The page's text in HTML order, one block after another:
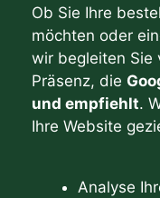
Ob Sie Ihre
möchten oder
wir begleiten Sie
Präsenz, die
und empfiehlt.
Ihre Website
Analyse